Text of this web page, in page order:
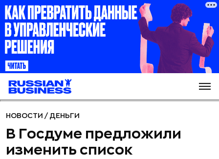
НОВОСТИ / ДЕНЬГИ
В Госдуме предложили
изменить список